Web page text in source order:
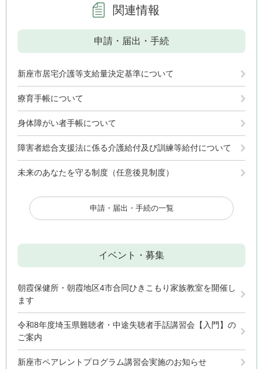
関連情報
申請・届出・手続
新座市居宅介護等支給量決定基準について
療育手帳について
身体障がい者手帳について
障害者総合支援法に係る介護給付及び訓練等給付について
未来のあなたを守る制度（任意後見制度）
申請・届出・手続の一覧
イベント・募集
朝霞保健所・朝霞地区4市合同ひきこもり家族教室を開催し
ます
令和8年度埼玉県難聴者・中途失聴者手話講習会【入門】の
ご案内
新座市ペアレントプログラム講習会実施のお知らせ